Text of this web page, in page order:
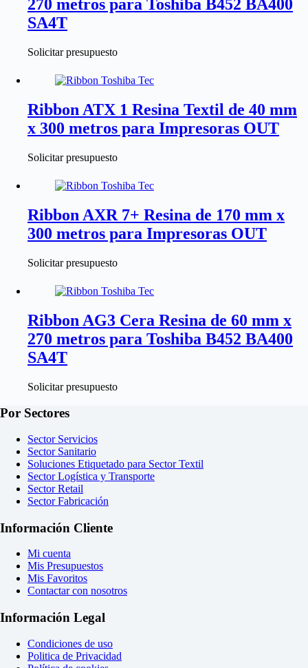
270 metros para Toshiba B452 BA400
SA4T
Solicitar presupuesto
Ribbon ATX 1 Resina Textil de 40 mm
x 300 metros para Impresoras OUT
Solicitar presupuesto
Ribbon AXR 7+ Resina de 170 mm x
300 metros para Impresoras OUT
Solicitar presupuesto
Ribbon AG3 Cera Resina de 60 mm x
270 metros para Toshiba B452 BA400
SA4T
Solicitar presupuesto
Por Sectores
Sector Servicios
Sector Sanitario
Soluciones Etiquetado para Sector Textil
Sector Logística y Transporte
Sector Retail
Sector Fabricación
Información Cliente
Mi cuenta
Mis Presupuestos
Mis Favoritos
Contactar con nosotros
Información Legal
Condiciones de uso
Politica de Privacidad